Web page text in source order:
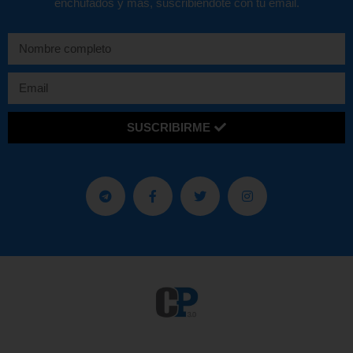
enchufados y más, suscribiéndote con tu email.
SUSCRIBIRME